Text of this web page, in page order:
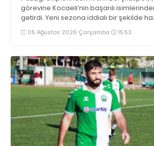
görevine Kocaeli’nin başarılı
getirdi. Yeni sezona iddialı bir şekilde
duygularını aktardı.
05 Ağustos 2026 Çarşamba 15:53